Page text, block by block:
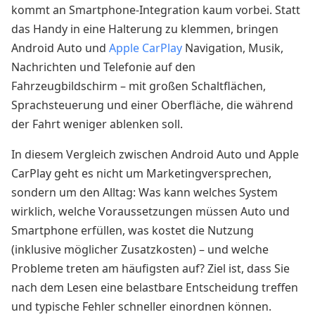
kommt an Smartphone-Integration kaum vorbei. Statt
das Handy in eine Halterung zu klemmen, bringen
Android Auto und Apple CarPlay Navigation, Musik,
Nachrichten und Telefonie auf den
Fahrzeugbildschirm – mit großen Schaltflächen,
Sprachsteuerung und einer Oberfläche, die während
der Fahrt weniger ablenken soll.
In diesem Vergleich zwischen Android Auto und Apple
CarPlay geht es nicht um Marketingversprechen,
sondern um den Alltag: Was kann welches System
wirklich, welche Voraussetzungen müssen Auto und
Smartphone erfüllen, was kostet die Nutzung
(inklusive möglicher Zusatzkosten) – und welche
Probleme treten am häufigsten auf? Ziel ist, dass Sie
nach dem Lesen eine belastbare Entscheidung treffen
und typische Fehler schneller einordnen können.